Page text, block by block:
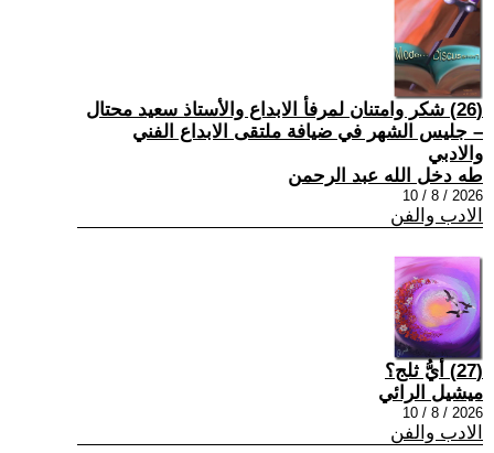
(26) شكر وامتنان لمرفأ الابداع والأستاذ سعيد محتال
– جليس الشهر في ضيافة ملتقى الابداع الفني
والادبي
طه دخل الله عبد الرحمن
2026 / 8 / 10
الادب والفن
(27) أيُّ ثلج؟
ميشيل الرائي
2026 / 8 / 10
الادب والفن